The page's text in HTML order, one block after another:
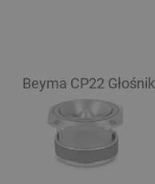
Beyma CP22 Głośnik